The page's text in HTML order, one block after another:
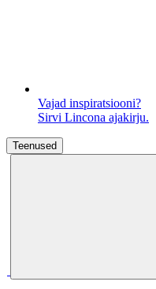
Vajad inspiratsiooni?
Sirvi Lincona ajakirju.
Teenused